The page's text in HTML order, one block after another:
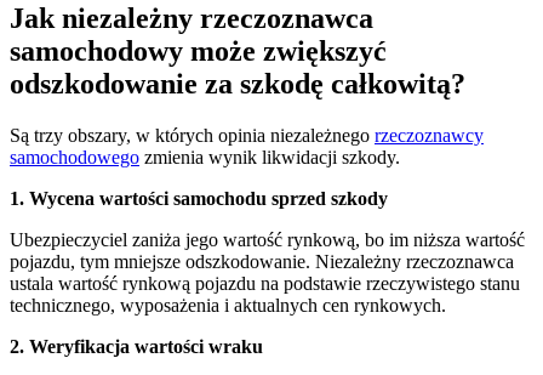
Jak niezależny rzeczoznawca
samochodowy może zwiększyć
odszkodowanie za szkodę całkowitą?
Są trzy obszary, w których opinia niezależnego rzeczoznawcy
samochodowego zmienia wynik likwidacji szkody.
1. Wycena wartości samochodu sprzed szkody
Ubezpieczyciel zaniża jego wartość rynkową, bo im niższa wartość
pojazdu, tym mniejsze odszkodowanie. Niezależny rzeczoznawca
ustala wartość rynkową pojazdu na podstawie rzeczywistego stanu
technicznego, wyposażenia i aktualnych cen rynkowych.
2. Weryfikacja wartości wraku